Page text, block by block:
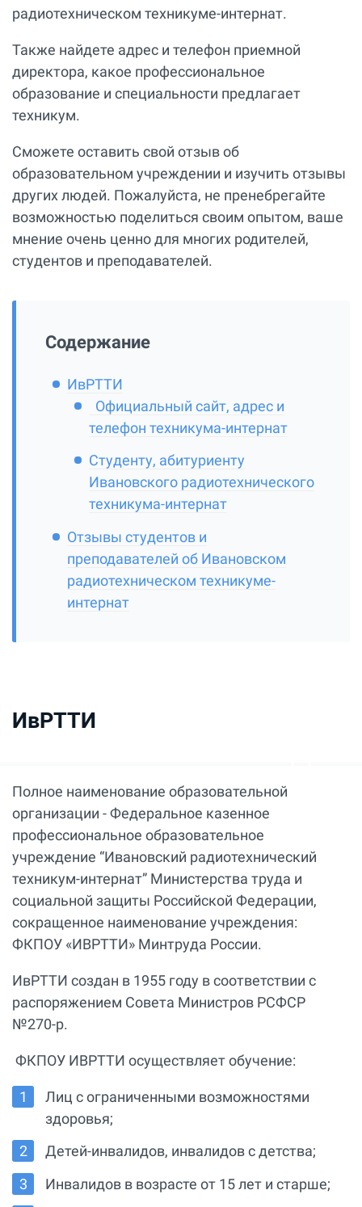
радиотехническом техникуме-интернат.
Также найдете адрес и телефон приемной
директора, какое профессиональное
образование и специальности предлагает
техникум.
Сможете оставить свой отзыв об
образовательном учреждении и изучить отзывы
других людей. Пожалуйста, не пренебрегайте
возможностью поделиться своим опытом, ваше
мнение очень ценно для многих родителей,
студентов и преподавателей.
Содержание
ИвРТТИ
Официальный сайт, адрес и
телефон техникума-интернат
Студенту, абитуриенту
Ивановского радиотехнического
техникума-интернат
Отзывы студентов и
преподавателей об Ивановском
радиотехническом техникуме-
интернат
ИвРТТИ
Полное наименование образовательной
организации - Федеральное казенное
профессиональное образовательное
учреждение “Ивановский радиотехнический
техникум-интернат” Министерства труда и
социальной защиты Российской Федерации,
сокращенное наименование учреждения:
ФКПОУ «ИВРТТИ» Минтруда России.
ИвРТТИ создан в 1955 году в соответствии с
распоряжением Совета Министров РСФСР
№270-р.
ФКПОУ ИВРТТИ осуществляет обучение:
Лиц с ограниченными возможностями
здоровья;
Детей-инвалидов, инвалидов с детства;
Инвалидов в возрасте от 15 лет и старше;